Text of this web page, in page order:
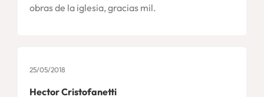
obras de la iglesia, gracias mil.
25/05/2018
Hector Cristofanetti